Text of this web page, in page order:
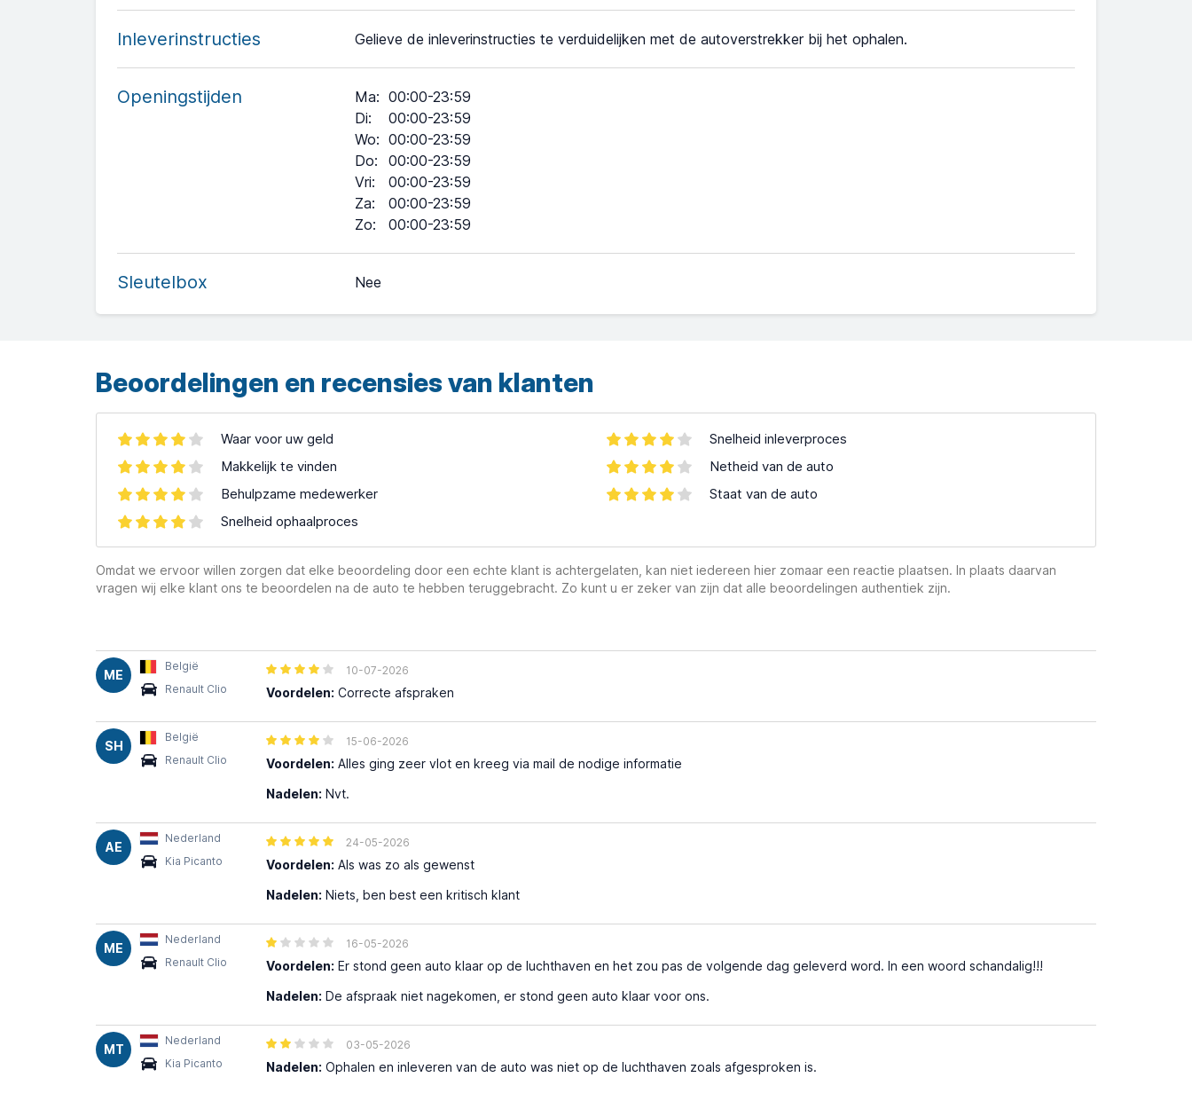
Inleverinstructies Gelieve de inleverinstructies te verduidelijken met de autoverstrekker bij het ophalen.
Openingstijden Ma: 00:00-23:59
Di:
00:00-23:59
Wo: 00:00-23:59
Do:
00:00-23:59
Vri:
00:00-23:59
Za:
00:00-23:59
Zo: 00:00-23:59
Sleutelbox Nee
Beoordelingen en recensies van klanten
Waar voor uw geld
Makkelijk te vinden
Behulpzame medewerker
Snelheid ophaalproces
Snelheid inleverproces
Netheid van de auto
Staat van de auto
Omdat we ervoor willen zorgen dat elke beoordeling door een echte klant is achtergelaten, kan niet iedereen hier zomaar een reactie plaatsen. In plaats daarvan
vragen wij elke klant ons te beoordelen na de auto te hebben teruggebracht. Zo kunt u er zeker van zijn dat alle beoordelingen authentiek zijn.
ME
België
Renault Clio
10-07-2026
Voordelen: Correcte afspraken
SH
België
Renault Clio
15-06-2026
Voordelen: Alles ging zeer vlot en kreeg via mail de nodige informatie
Nadelen: Nvt.
AE
Nederland
Kia Picanto
24-05-2026
Voordelen: Als was zo als gewenst
Nadelen: Niets, ben best een kritisch klant
ME
Nederland
Renault Clio
16-05-2026
Voordelen: Er stond geen auto klaar op de luchthaven en het zou pas de volgende dag geleverd word. In een woord schandalig!!!
Nadelen: De afspraak niet nagekomen, er stond geen auto klaar voor ons.
MT
Nederland
Kia Picanto
03-05-2026
Nadelen: Ophalen en inleveren van de auto was niet op de luchthaven zoals afgesproken is.